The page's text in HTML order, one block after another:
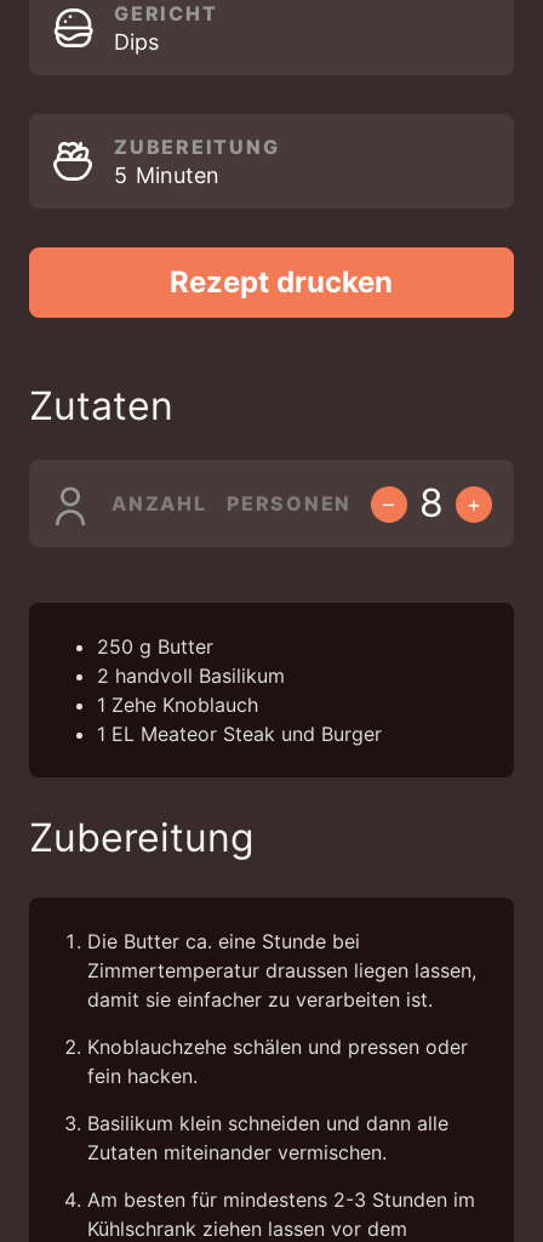
GERICHT
Dips
ZUBEREITUNG
5 MINUTEN
Minuten
Rezept drucken
Zutaten
250 g Butter
2 handvoll Basilikum
1 Zehe Knoblauch
1 EL Meateor Steak und Burger
ANZAHL PERSONEN – +
Zubereitung
Die Butter ca. eine Stunde bei
Zimmertemperatur draussen liegen lassen,
damit sie einfacher zu verarbeiten ist.
Knoblauchzehe schälen und pressen oder
fein hacken.
Basilikum klein schneiden und dann alle
Zutaten miteinander vermischen.
Am besten für mindestens 2-3 Stunden im
Kühlschrank ziehen lassen vor dem